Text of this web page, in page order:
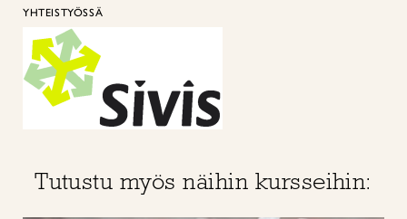
YHTEISTYÖSSÄ
Tutustu myös näihin kursseihin: